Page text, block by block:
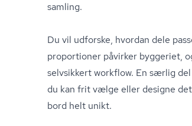
samling.
Du vil udforske, hvordan dele
proportioner påvirker byggeriet,
selvsikkert workflow. En særlig
du kan frit vælge eller designe
bord helt unikt.